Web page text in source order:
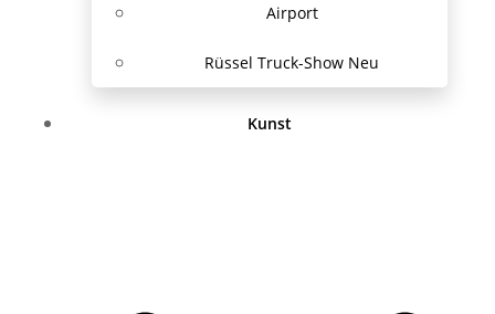
Airport
Rüssel Truck-Show Neu
Kunst